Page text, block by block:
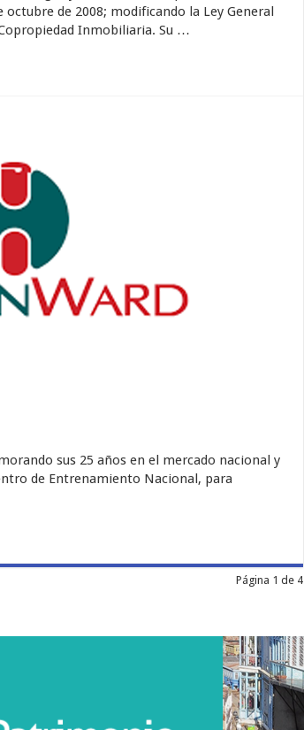
de 2008; modificando la Ley General
Inmobiliaria. Su …
sus 25 años en el mercado nacional y
de Entrenamiento Nacional, para
Página 1 de 4